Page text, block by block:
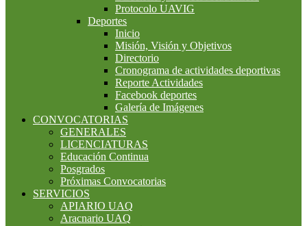
Protocolo UAVIG
Deportes
Inicio
Misión, Visión y Objetivos
Directorio
Cronograma de actividades deportivas
Reporte Actividades
Facebook deportes
Galería de Imágenes
CONVOCATORIAS
GENERALES
LICENCIATURAS
Educación Continua
Posgrados
Próximas Convocatorias
SERVICIOS
APIARIO UAQ
Aracnario UAQ